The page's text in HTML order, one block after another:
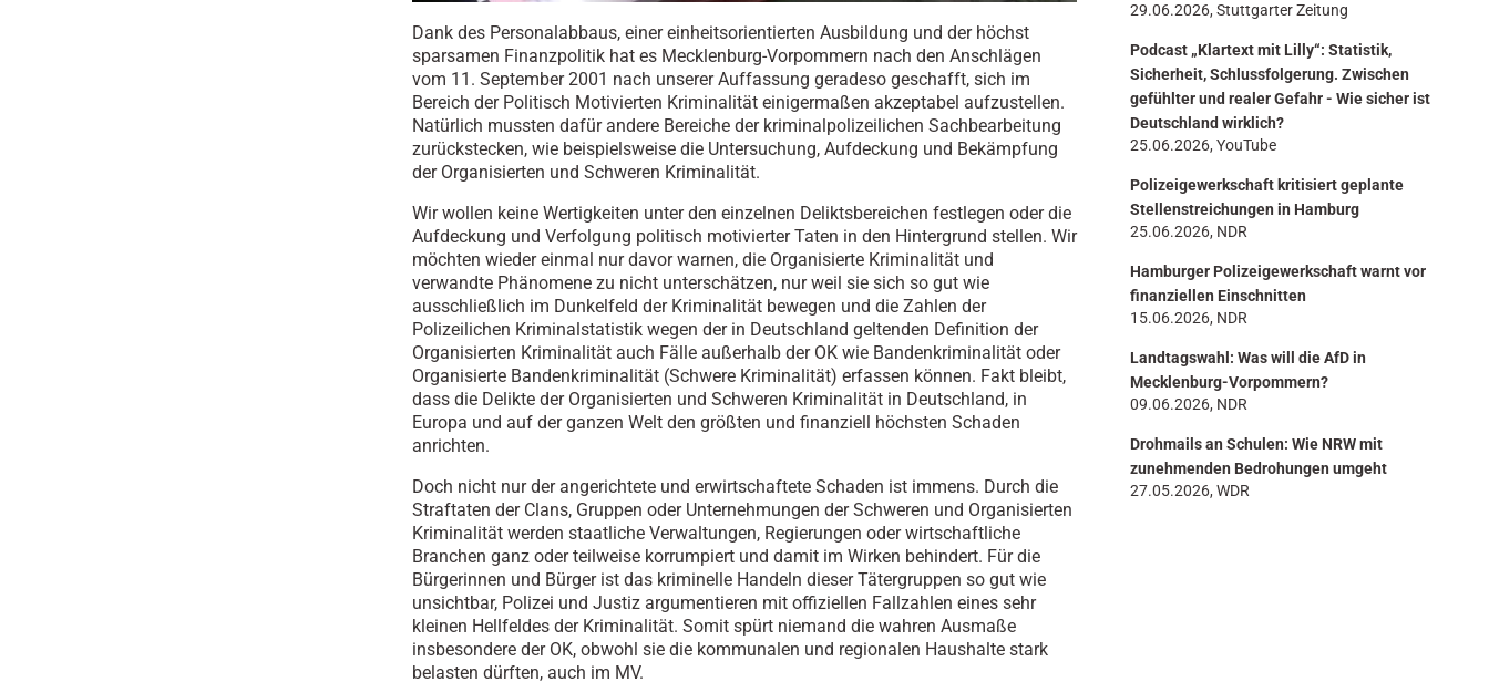
Dank des Personalabbaus, einer einheitsorientierten Ausbildung und der höchst
sparsamen Finanzpolitik hat es Mecklenburg-Vorpommern nach den Anschlägen
vom 11. September 2001 nach unserer Auffassung geradeso geschafft, sich im
Bereich der Politisch Motivierten Kriminalität einigermaßen akzeptabel aufzustellen.
Natürlich mussten dafür andere Bereiche der kriminalpolizeilichen Sachbearbeitung
zurückstecken, wie beispielsweise die Untersuchung, Aufdeckung und Bekämpfung
der Organisierten und Schweren Kriminalität.
Wir wollen keine Wertigkeiten unter den einzelnen Deliktsbereichen festlegen oder die
Aufdeckung und Verfolgung politisch motivierter Taten in den Hintergrund stellen. Wir
möchten wieder einmal nur davor warnen, die Organisierte Kriminalität und
verwandte Phänomene zu nicht unterschätzen, nur weil sie sich so gut wie
ausschließlich im Dunkelfeld der Kriminalität bewegen und die Zahlen der
Polizeilichen Kriminalstatistik wegen der in Deutschland geltenden Definition der
Organisierten Kriminalität auch Fälle außerhalb der OK wie Bandenkriminalität oder
Organisierte Bandenkriminalität (Schwere Kriminalität) erfassen können. Fakt bleibt,
dass die Delikte der Organisierten und Schweren Kriminalität in Deutschland, in
Europa und auf der ganzen Welt den größten und finanziell höchsten Schaden
anrichten.
Doch nicht nur der angerichtete und erwirtschaftete Schaden ist immens. Durch die
Straftaten der Clans, Gruppen oder Unternehmungen der Schweren und Organisierten
Kriminalität werden staatliche Verwaltungen, Regierungen oder wirtschaftliche
Branchen ganz oder teilweise korrumpiert und damit im Wirken behindert. Für die
Bürgerinnen und Bürger ist das kriminelle Handeln dieser Tätergruppen so gut wie
unsichtbar, Polizei und Justiz argumentieren mit offiziellen Fallzahlen eines sehr
kleinen Hellfeldes der Kriminalität. Somit spürt niemand die wahren Ausmaße
insbesondere der OK, obwohl sie die kommunalen und regionalen Haushalte stark
belasten dürften, auch im MV.
29.06.2026, Stuttgarter Zeitung
Podcast „Klartext mit Lilly“: Statistik,
Sicherheit, Schlussfolgerung. Zwischen
gefühlter und realer Gefahr - Wie sicher ist
Deutschland wirklich?
25.06.2026, YouTube
Polizeigewerkschaft kritisiert geplante
Stellenstreichungen in Hamburg
25.06.2026, NDR
Hamburger Polizeigewerkschaft warnt vor
finanziellen Einschnitten
15.06.2026, NDR
Landtagswahl: Was will die AfD in
Mecklenburg-Vorpommern?
09.06.2026, NDR
Drohmails an Schulen: Wie NRW mit
zunehmenden Bedrohungen umgeht
27.05.2026, WDR